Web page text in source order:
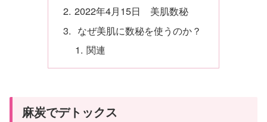
2022年4月15日 美肌数秘
なぜ美肌に数秘を使うのか？
関連
麻炭でデトックス